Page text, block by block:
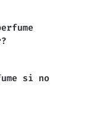
si no